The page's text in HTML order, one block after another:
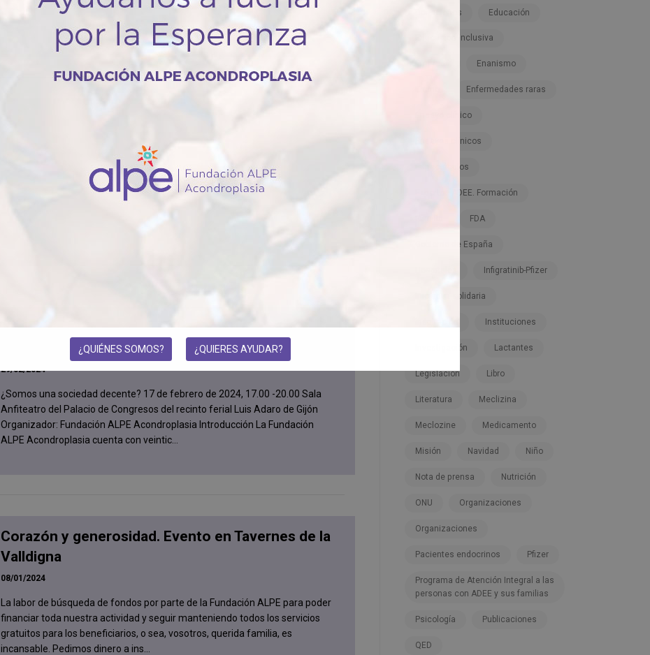
colaboración con la UNED en Madrid, junto a Saulo Fernández Arregui y
Francisco Morales, estudiosos de asp...
la Fundación Inocente Inocente
La Fundación ALPE Acondroplasia ha sido una de las beneficiarias de las
ayudas de la Fundación Inocente Inocente a proyectos para entidades que
Acto ¿Somos una sociedad decente? Gijón, 17-2-
29/02/2024
¿Somos una sociedad decente? 17 de febrero de 2024, 17.00 -20.00 Sala
Anfiteatro del Palacio de Congresos del recinto ferial Luis Adaro de Gijón
Organizador: Fundación ALPE Acondroplasia Introducción La Fundación
ALPE Acondroplasia cuenta con veintic...
Corazón y generosidad. Evento en Tavernes de la
Valldigna
08/01/2024
La labor de búsqueda de fondos por parte de la Fundación ALPE para poder
financiar toda nuestra actividad y seguir manteniendo todos los servicios
gratuitos para los beneficiarios, o sea, vosotros, querida familia, es
incansable. Pedimos dinero a ins...
Donaciones Educación
Educación inclusiva
Enanismo
Enfermedades raras
Ensayo clínico
Ensayos clínicos
Espectáculos
Expertos ADEE. Formación
FDA
Gobierno de España
Infigratinib-Pfizer
Iniciativa solidaria
Instituciones
Investigación Lactantes
Legislación Libro
Literatura Meclizina
Meclozine Medicamento
Misión Navidad Niño
Nota de prensa Nutrición
ONU Organizaciones
Organizaciones
Pacientes endocrinos Pfizer
Programa de Atención Integral a las
personas con ADEE y sus familias
Psicología Publicaciones
QED
¿QUIÉNES SOMOS? ¿QUIERES AYUDAR?